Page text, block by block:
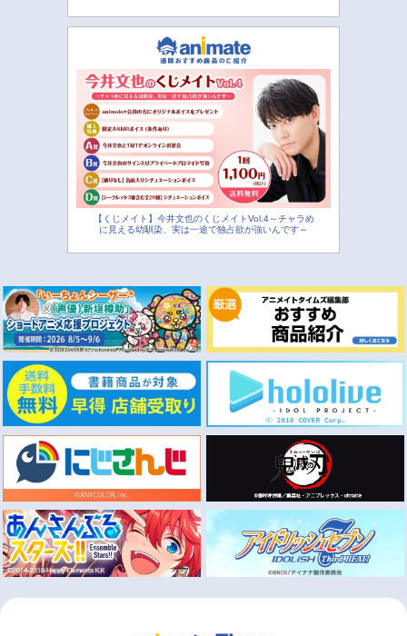
【くじメイト】今井文也のくじメイトVol.4～チャラめ
に見える幼馴染、実は一途で独占欲が強いんです～